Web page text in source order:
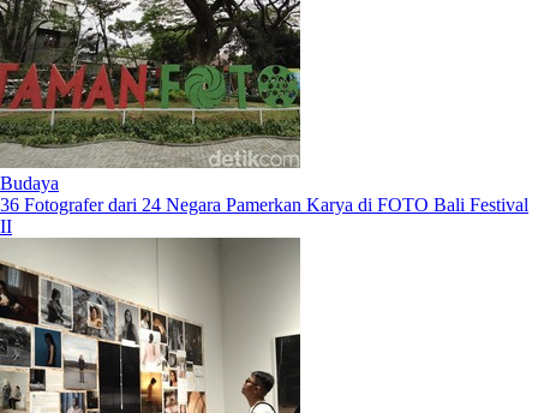
Budaya
36 Fotografer dari 24 Negara Pamerkan Karya di FOTO Bali Festival
II